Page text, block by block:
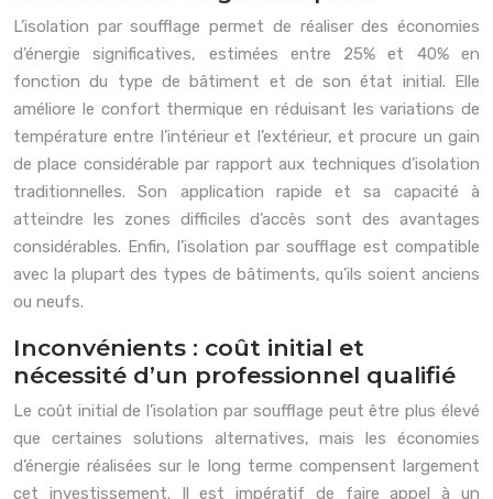
L’isolation par soufflage permet de réaliser des économies
d’énergie significatives, estimées entre 25% et 40% en
fonction du type de bâtiment et de son état initial. Elle
améliore le confort thermique en réduisant les variations de
température entre l’intérieur et l’extérieur, et procure un gain
de place considérable par rapport aux techniques d’isolation
traditionnelles. Son application rapide et sa capacité à
atteindre les zones difficiles d’accès sont des avantages
considérables. Enfin, l’isolation par soufflage est compatible
avec la plupart des types de bâtiments, qu’ils soient anciens
ou neufs.
Inconvénients : coût initial et
nécessité d’un professionnel qualifié
Le coût initial de l’isolation par soufflage peut être plus élevé
que certaines solutions alternatives, mais les économies
d’énergie réalisées sur le long terme compensent largement
cet investissement. Il est impératif de faire appel à un